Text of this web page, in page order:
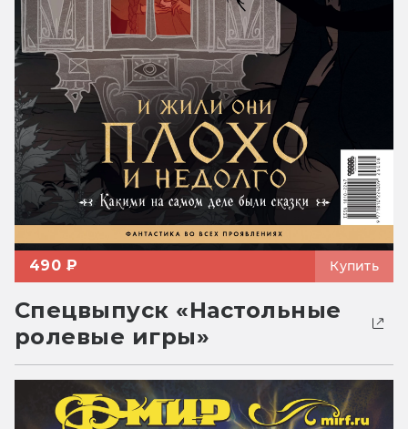
490 ₽ Купить
Спецвыпуск «Настольные
ролевые игры»